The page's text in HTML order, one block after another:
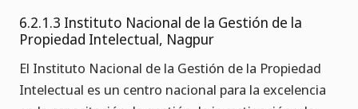
6.2.1.3 Instituto Nacional de la Gestión de la
Propiedad Intelectual, Nagpur
El Instituto Nacional de la Gestión de la Propiedad
Intelectual es un centro nacional para la excelencia